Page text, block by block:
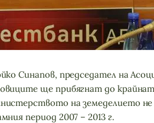
Синапов, председател на
ще прибягнат до
на земеделието
период 2007 – 2013 г.